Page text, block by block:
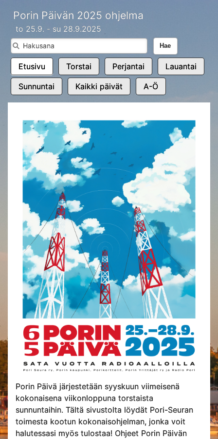
Porin Päivän 2025 ohjelma
to 25.9. - su 28.9.2025
Hae
Etusivu Torstai Perjantai Lauantai
Sunnuntai Kaikki päivät A-Ö
Porin Päivä järjestetään syyskuun viimeisenä
kokonaisena viikonloppuna torstaista
sunnuntaihin. Tältä sivustolta löydät Pori-Seuran
toimesta kootun kokonaisohjelman, jonka voit
halutessasi myös tulostaa! Ohjeet Porin Päivän